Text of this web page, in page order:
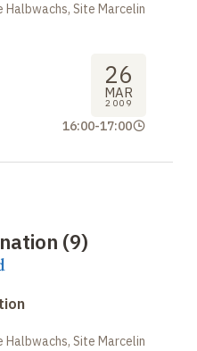
Site Marcelin
26
MAR
2009
16:00-17:00
(9)
Site Marcelin